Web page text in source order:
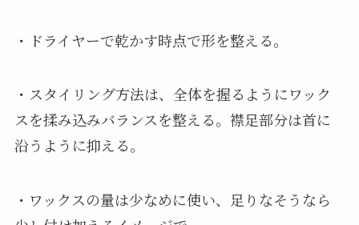
・ドライヤーで乾かす時点で形を整える。
・スタイリング方法は、全体を握るようにワック
スを揉み込みバランスを整える。襟足部分は首に
沿うように抑える。
・ワックスの量は少なめに使い、足りなそうなら